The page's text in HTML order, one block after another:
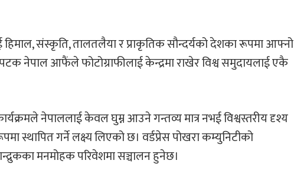
संस्कृति, तालतलैया र प्राकृतिक सौन्दर्यको देशका रूपमा आफ्नो
नेपाल आफैंले फोटोग्राफीलाई केन्द्रमा राखेर विश्व समुदायलाई एकै
नेपाललाई केवल घुम्न आउने गन्तव्य मात्र नभई विश्वस्तरीय दृश्य
स्थापित गर्ने लक्ष्य लिएको छ। वर्डप्रेस पोखरा कम्युनिटीको
मनमोहक परिवेशमा सञ्चालन हुनेछ।